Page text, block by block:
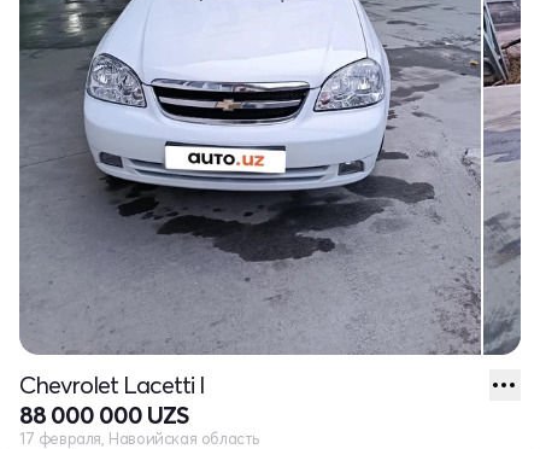
Chevrolet Lacetti I
88 000 000 UZS
17 февраля, Навоийская область